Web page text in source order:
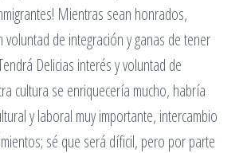
Mientras sean honrados,
de integración y ganas de tener
Delicias interés y voluntad de
cultura se enriquecería mucho, habría
y laboral muy importante, intercambio
sé que será díficil, pero por parte